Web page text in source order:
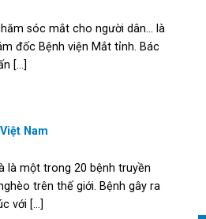
sóc mắt cho người dân… là
đốc Bệnh viện Mắt tỉnh. Bác
[...]
Nam
là một trong 20 bệnh truyền
trên thế giới. Bệnh gây ra
với [...]